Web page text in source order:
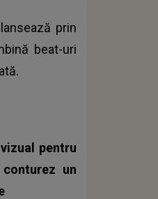
prin
beat-uri
pentru
un